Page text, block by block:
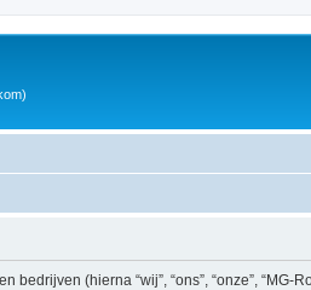
(hierna “wij”, “ons”, “onze”, “MG-